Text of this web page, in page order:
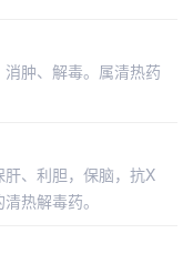
肿、解毒。属清热药
、利胆，保脑，抗X
热解毒药。